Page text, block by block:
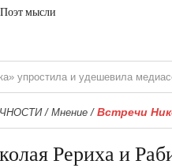
мысли
и удешевила
/ Мнение/ Встречи
Рериха и